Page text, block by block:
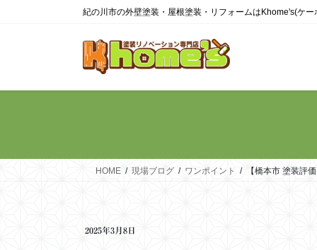
に
ョ
動
紀の川市の外壁塗装・屋根塗装・リフォームはKhome's(ケ
HOME 現場ブログ ワンポイント 【橋本市 塗装評
2025年3月8日